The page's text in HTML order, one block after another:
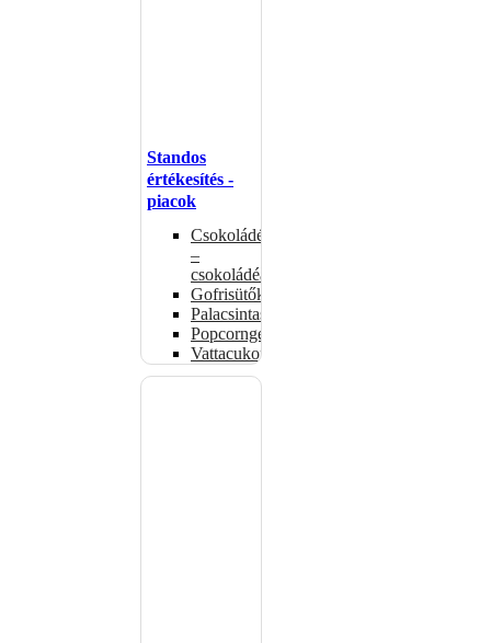
Standos
értékesítés -
piacok
Csokoládémelegítők
–
csokoládéadagolók
Gofrisütők
Palacsintasütők
Popcorngépek
Vattacukorgép